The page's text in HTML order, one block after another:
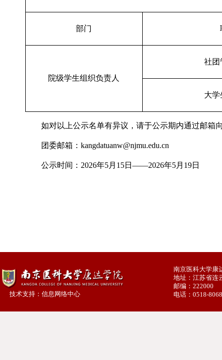
部门
院级学生组织负责人
社团
大学
如对以上公示名单有异议，请于公示期内通过邮箱
团委邮箱：kangdatuanw@njmu.edu.cn
公示时间：2026年5月15日——2026年5月19日
技术支持：信息网络中心
南京医科大学康
地址：江苏省连
邮编：222000
电话：0518-